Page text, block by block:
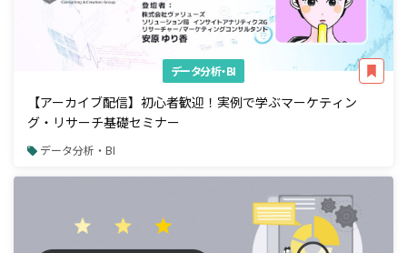
データ分析・BI
【アーカイブ配信】初心者歓迎！実例で学ぶマーケティン
グ・リサーチ基礎セミナー
データ分析・BI